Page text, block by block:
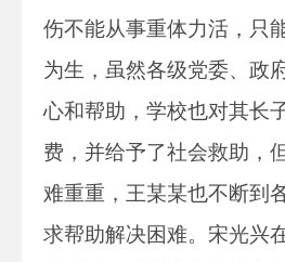
伤不能从事重体力活，只
为生，虽然各级党委、政
心和帮助，学校也对其长
费，并给予了社会救助，
难重重，王某某也不断到
求帮助解决困难。宋光兴